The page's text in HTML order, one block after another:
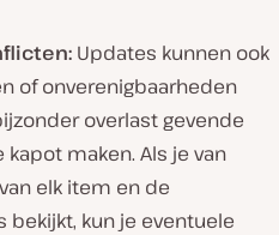
Updates kunnen ook
of onverenigbaarheden
overlast gevende
maken. Als je van
elk item en de
kun je eventuele